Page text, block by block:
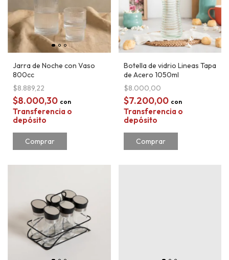
Jarra de Noche con Vaso
800cc
$8.889,22
$8.000,30 con
Transferencia o
depósito
Comprar
Botella de vidrio Lineas Tapa
de Acero 1050ml
$8.000,00
$7.200,00 con
Transferencia o
depósito